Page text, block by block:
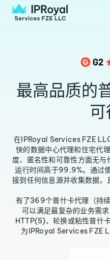
最高品质的
可
在IPRoyal Services FZE
快的数据中心代理和住宅代
度、匿名性和可靠性方面无
运行时间高于99.9%。通过
接到任何信息源并收集数据，
有了369个普什卡代理（持
可以满足最复杂的业务需
HTTP(S)、轮换或粘性普什
为IPRoyal Services FZE